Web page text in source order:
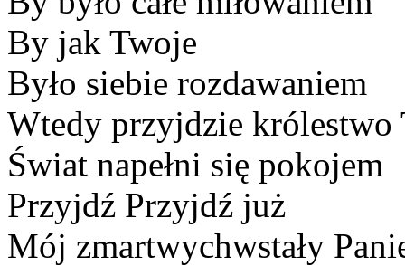
By jak Twoje
Było siebie rozdawaniem
Wtedy przyjdzie królestwo
Świat napełni się pokojem
Przyjdź Przyjdź już
Mój zmartwychwstały